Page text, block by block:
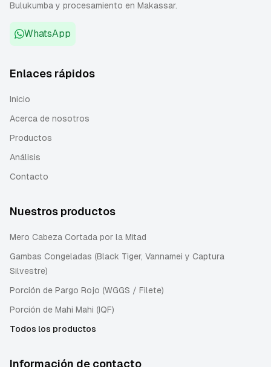
Bulukumba y procesamiento en Makassar.
WhatsApp
Enlaces rápidos
Inicio
Acerca de nosotros
Productos
Análisis
Contacto
Nuestros productos
Mero Cabeza Cortada por la Mitad
Gambas Congeladas (Black Tiger, Vannamei y Captura
Silvestre)
Porción de Pargo Rojo (WGGS / Filete)
Porción de Mahi Mahi (IQF)
Todos los productos
Información de contacto